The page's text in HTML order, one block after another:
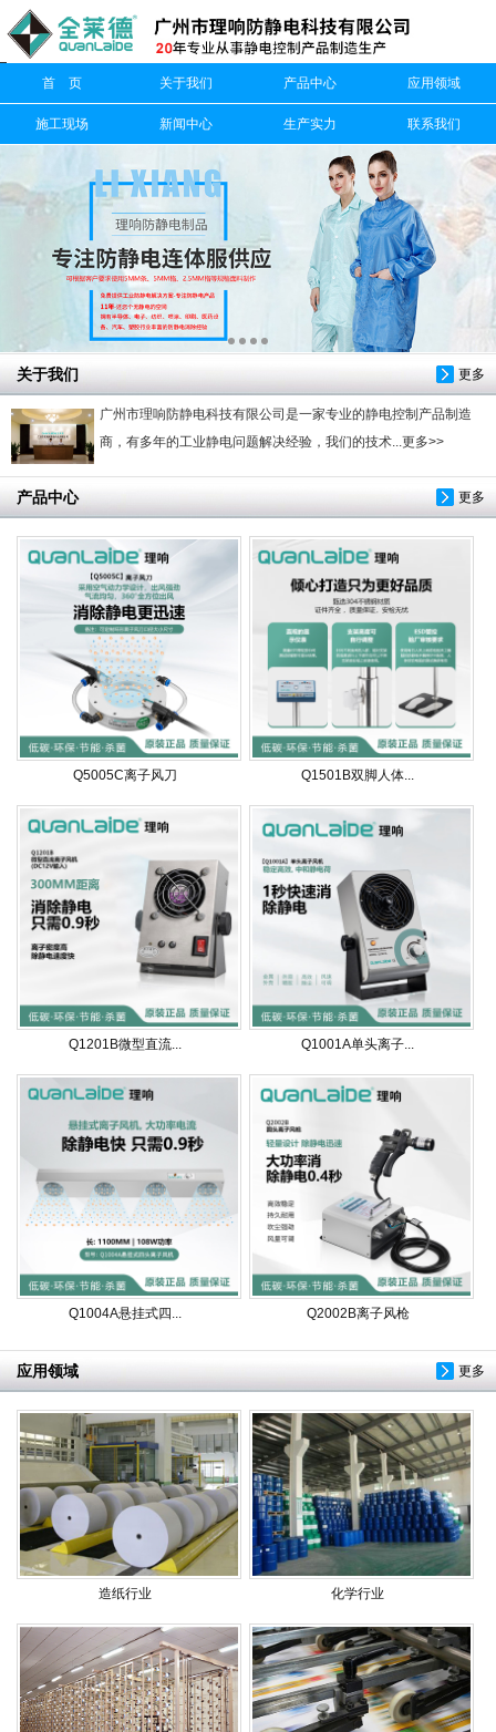
首 页 关于我们 产品中心 应用领域
施工现场 新闻中心 生产实力 联系我们
更多
关于我们
广州市理响防静电科技有限公司是一家专业的静电控制产品制造
商，有多年的工业静电问题解决经验，我们的技术...更多>>
更多
产品中心
Q5005C离子风刀 Q1501B双脚人体...
Q1201B微型直流... Q1001A单头离子...
Q1004A悬挂式四... Q2002B离子风枪
更多
应用领域
造纸行业 化学行业
搜索